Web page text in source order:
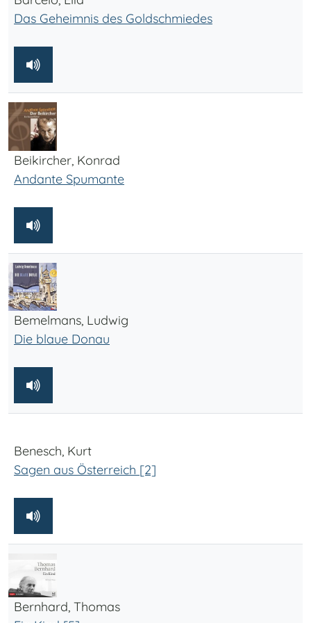
Das Geheimnis des Goldschmiedes
Beikircher, Konrad
Andante Spumante
Bemelmans, Ludwig
Die blaue Donau
Benesch, Kurt
Sagen aus Österreich [2]
Bernhard, Thomas